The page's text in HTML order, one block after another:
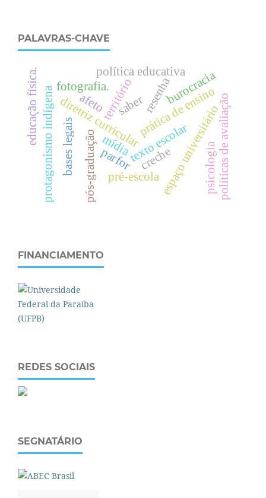
PALAVRAS-CHAVE
resenha
território
diretriz curricularprática de ensino
texto escolar políticas de avaliação
espaço universitário
pós-graduação
protagonismo indígena saber
política educativa
mídia
parfor
e
d
u
c
a
ç
ã
o
f
í
s
i
c
a
.
pré-escola
creche
bases legais psicologia
fotografia.
afeto burocracia
FINANCIAMENTO
REDES SOCIAIS
SEGNATÁRIO